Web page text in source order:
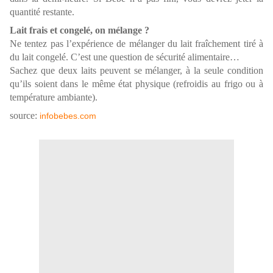
quantité restante.
Lait frais et congelé, on mélange ?
Ne tentez pas l’expérience de mélanger du lait fraîchement tiré à
du lait congelé. C’est une question de sécurité alimentaire…
Sachez que deux laits peuvent se mélanger, à la seule condition
qu’ils soient dans le même état physique (refroidis au frigo ou à
température ambiante).
source: infobebes.com